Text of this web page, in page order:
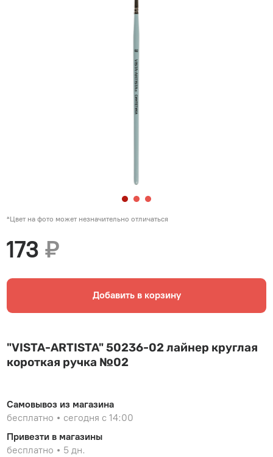
*Цвет на фото может незначительно отличаться
173₽
Добавить в корзину
"VISTA-ARTISTA" 50236-02 лайнер круглая
короткая ручка №02
Самовывоз из магазина
бесплатно
сегодня с 14:00
Привезти в магазины
бесплатно
5 дн.